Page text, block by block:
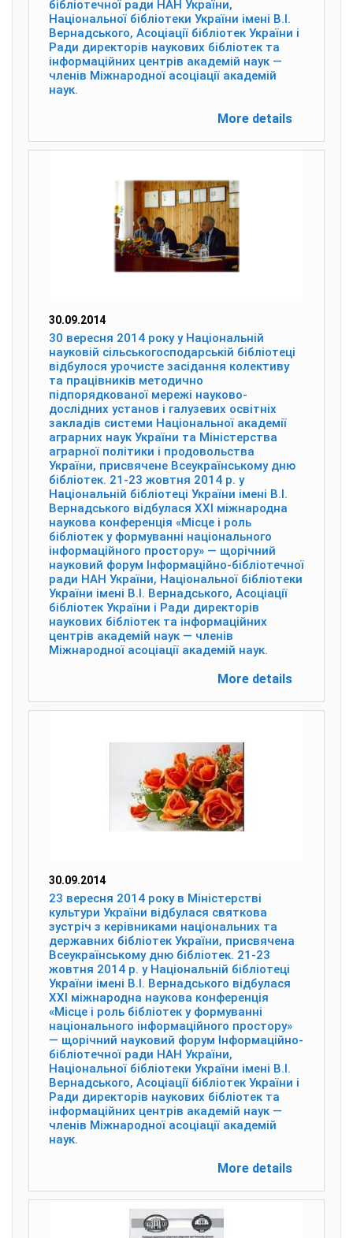
бібліотечної ради НАН України,
Національної бібліотеки України імені В.І.
Вернадського, Асоціації бібліотек України і
Ради директорів наукових бібліотек та
інформаційних центрів академій наук —
членів Міжнародної асоціації академій
наук.
More details
30.09.2014
30 вересня 2014 року у Національній
науковій сільськогосподарській бібліотеці
відбулося урочисте засідання колективу
та працівників методично
підпорядкованої мережі науково-
дослідних установ і галузевих освітніх
закладів системи Національної академії
аграрних наук України та Міністерства
аграрної політики і продовольства
України, присвячене Всеукраїнському дню
бібліотек. 21-23 жовтня 2014 р. у
Національній бібліотеці України імені В.І.
Вернадського відбулася ХХІ міжнародна
наукова конференція «Місце і роль
бібліотек у формуванні національного
інформаційного простору» — щорічний
науковий форум Інформаційно-бібліотечної
ради НАН України, Національної бібліотеки
України імені В.І. Вернадського, Асоціації
бібліотек України і Ради директорів
наукових бібліотек та інформаційних
центрів академій наук — членів
Міжнародної асоціації академій наук.
More details
30.09.2014
23 вересня 2014 року в Міністерстві
культури України відбулася святкова
зустріч з керівниками національних та
державних бібліотек України, присвячена
Всеукраїнському дню бібліотек. 21-23
жовтня 2014 р. у Національній бібліотеці
України імені В.І. Вернадського відбулася
ХХІ міжнародна наукова конференція
«Місце і роль бібліотек у формуванні
національного інформаційного простору»
— щорічний науковий форум Інформаційно-
бібліотечної ради НАН України,
Національної бібліотеки України імені В.І.
Вернадського, Асоціації бібліотек України і
Ради директорів наукових бібліотек та
інформаційних центрів академій наук —
членів Міжнародної асоціації академій
наук.
More details